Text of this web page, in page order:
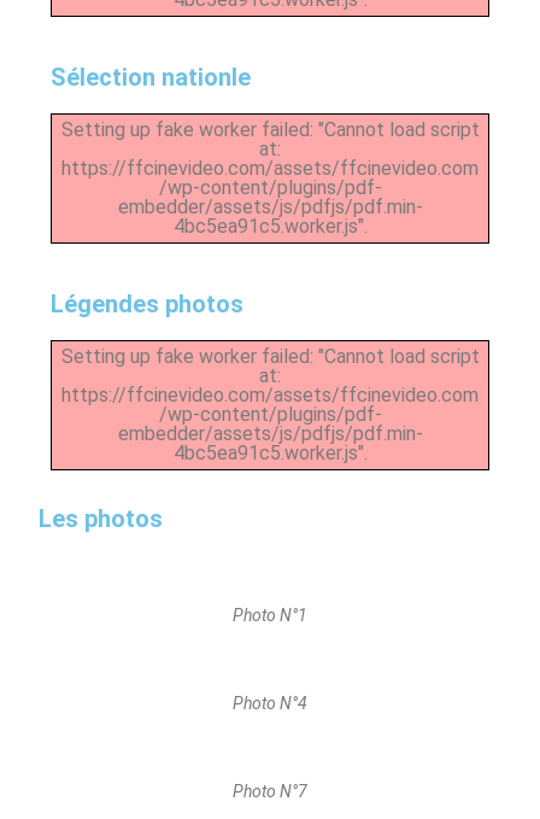
Sélection nationle
Setting up fake worker failed: "Cannot load script
at:
https://ffcinevideo.com/assets/ffcinevideo.com
/wp-content/plugins/pdf-
embedder/assets/js/pdfjs/pdf.min-
4bc5ea91c5.worker.js".
Légendes photos
Setting up fake worker failed: "Cannot load script
at:
https://ffcinevideo.com/assets/ffcinevideo.com
/wp-content/plugins/pdf-
embedder/assets/js/pdfjs/pdf.min-
4bc5ea91c5.worker.js".
Les photos
Photo N°1
Photo N°4
Photo N°7